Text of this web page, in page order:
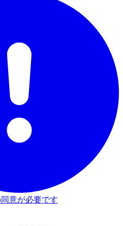
意が必要です